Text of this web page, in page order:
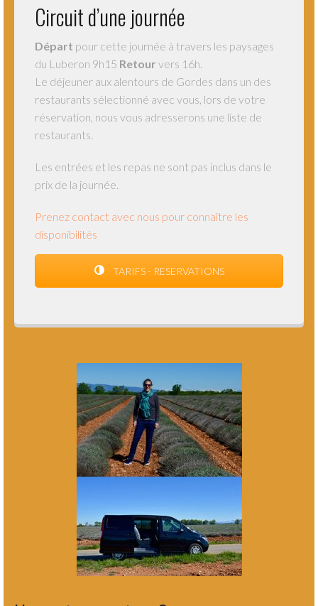
Circuit d’une journée
Départ pour cette journée à travers les paysages
du Luberon 9h15 Retour vers 16h.
Le déjeuner aux alentours de Gordes dans un des
restaurants sélectionné avec vous, lors de votre
réservation, nous vous adresserons une liste de
restaurants.
Les entrées et les repas ne sont pas inclus dans le
prix de la journée.
Prenez contact avec nous pour connaître les
disponibilités
TARIFS - RESERVATIONS